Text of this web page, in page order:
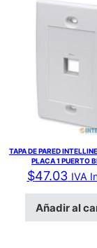
TAPA DE PARED
PLACA 1 PUERTO
$47.03 IVA
Añadir al